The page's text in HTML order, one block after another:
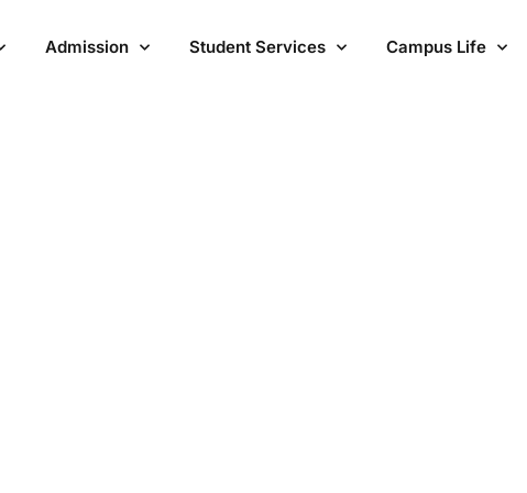
Admission Student Services Campus Life